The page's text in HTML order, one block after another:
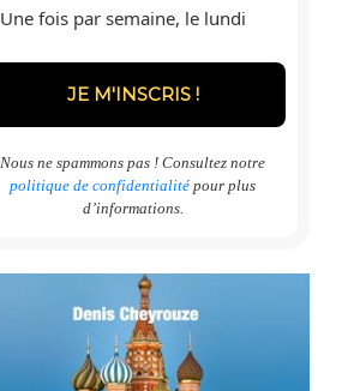
Une fois par semaine, le lundi
Nous ne spammons pas ! Consultez notre
politique de confidentialité pour plus
d’informations.